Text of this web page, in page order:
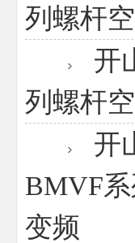
列螺杆
开
列螺杆
开
BMVF
变频